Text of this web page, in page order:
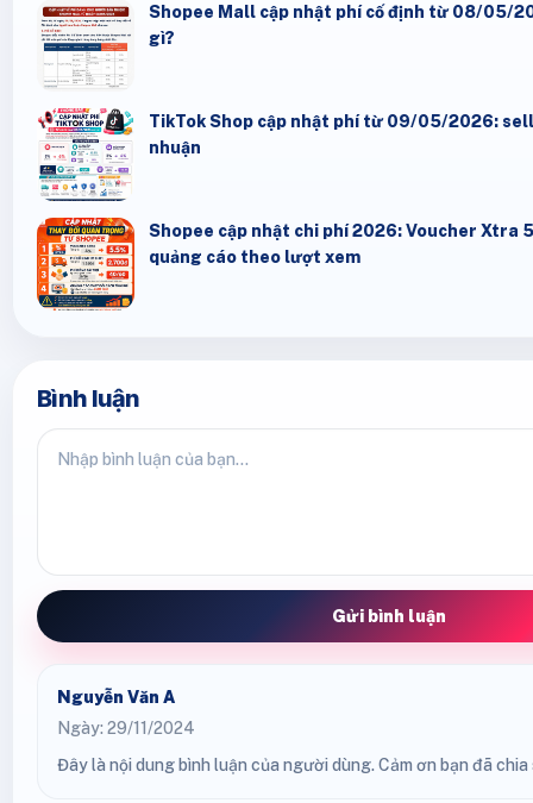
Shopee Mall cập nhật phí cố định từ 08/05/
gì?
TikTok Shop cập nhật phí từ 09/05/2026:
nhuận
Shopee cập nhật chi phí 2026: Voucher Xtra
quảng cáo theo lượt xem
Bình luận
Gửi bình luận
Nguyễn Văn A
Ngày: 29/11/2024
Đây là nội dung bình luận của người dùng. Cảm ơn bạn đã chia